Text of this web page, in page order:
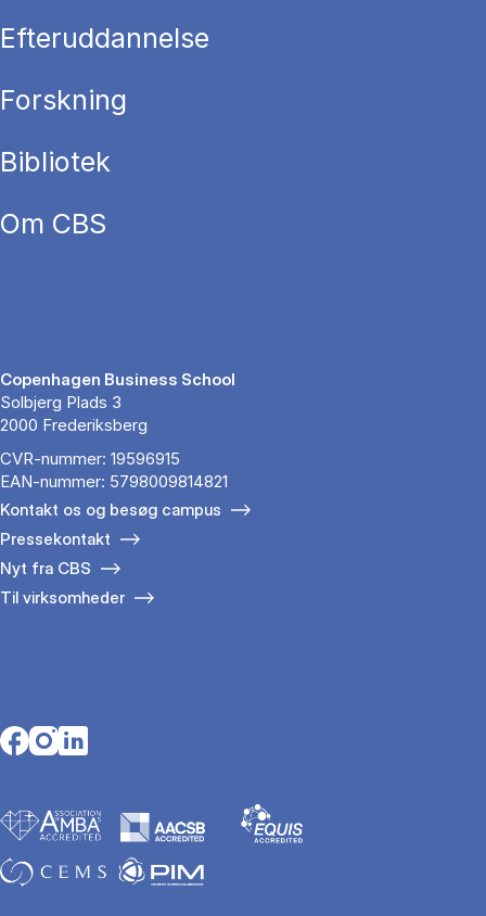
Efteruddannelse
Forskning
Bibliotek
Om CBS
Copenhagen Business School
Solbjerg Plads 3
2000 Frederiksberg
CVR-nummer: 19596915
EAN-nummer: 5798009814821
Kontakt os og besøg campus
Pressekontakt
Nyt fra CBS
Til virksomheder
Opens in a new tab
Opens in a new tab
Opens in a new tab